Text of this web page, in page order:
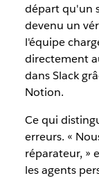
départ qu'un
devenu un
l'équipe
directement
dans Slack
Notion.
Ce qui
erreurs. «
réparateur, »
les agents